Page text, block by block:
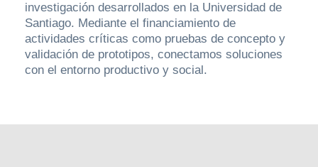
investigación desarrollados en la Universidad de
Santiago. Mediante el financiamiento de
actividades críticas como pruebas de concepto y
validación de prototipos, conectamos soluciones
con el entorno productivo y social.